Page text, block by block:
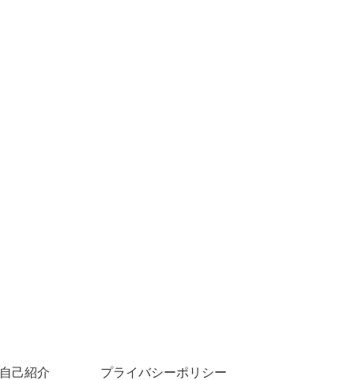
自己紹介 プライバシーポリシー